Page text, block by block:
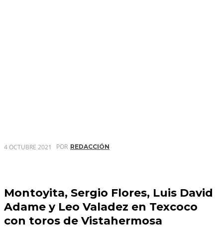
4 OCTUBRE 2021 POR REDACCIÓN
Montoyita, Sergio Flores, Luis David
Adame y Leo Valadez en Texcoco
con toros de Vistahermosa